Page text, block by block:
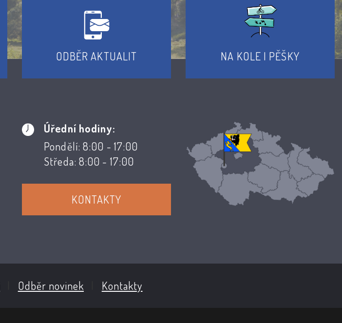
ODBĚR AKTUALIT NA KOLE I PĚŠKY
Úřední hodiny:
Pondělí: 8:00 - 17:00
Středa: 8:00 - 17:00
KONTAKTY
Odběr novinek Kontakty